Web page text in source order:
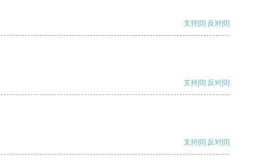
支持[0] 反对[0]
支持[0] 反对[0]
支持[0] 反对[0]